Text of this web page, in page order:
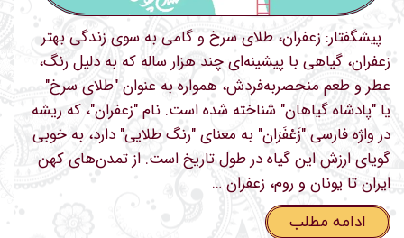
پیشگفتار: زعفران، طلای سرخ و گامی به سوی زندگی بهتر
زعفران، گیاهی با پیشینه‌ای چند هزار ساله که به دلیل رنگ،
عطر و طعم منحصربه‌فردش، همواره به عنوان "طلای سرخ"
یا "پادشاه گیاهان" شناخته شده است. نام "زعفران"، که ریشه
در واژه فارسی "زَعْفَرَان" به معنای "رنگ طلایی" دارد، به خوبی
گویای ارزش این گیاه در طول تاریخ است. از تمدن‌های کهن
ایران تا یونان و روم، زعفران …
ادامه مطلب